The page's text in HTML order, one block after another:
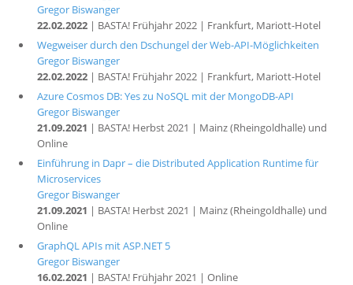
Gregor Biswanger
22.02.2022| BASTA! Frühjahr 2022 | Frankfurt, Mariott-Hotel
Wegweiser durch den Dschungel der Web-API-Möglichkeiten
Gregor Biswanger
22.02.2022| BASTA! Frühjahr 2022 | Frankfurt, Mariott-Hotel
Azure Cosmos DB: Yes zu NoSQL mit der MongoDB-API
Gregor Biswanger
21.09.2021 | BASTA! Herbst 2021 | Mainz (Rheingoldhalle) und
Online
Einführung in Dapr – die Distributed Application Runtime für
Microservices
Gregor Biswanger
21.09.2021 | BASTA! Herbst 2021 | Mainz (Rheingoldhalle) und
Online
GraphQL APIs mit ASP.NET 5
Gregor Biswanger
16.02.2021 | BASTA! Frühjahr 2021 | Online